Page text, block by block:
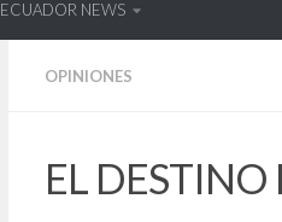
ECUADOR NEWS
OPINIONES
EL DESTINO